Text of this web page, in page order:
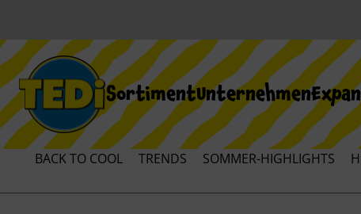
SortimentUnternehmen
BACK TO COOL TRENDS SOMMER-HIGHLIGHTS